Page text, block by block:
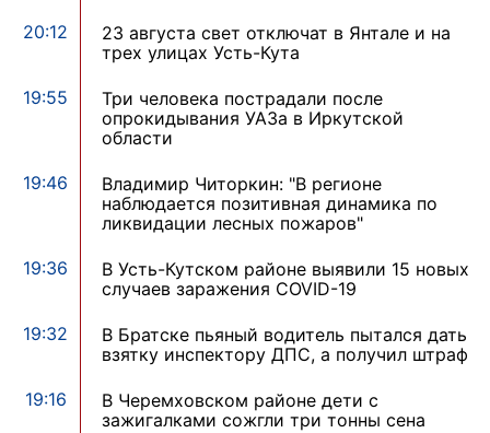
20:12
23 августа свет отключат в Янтале и на
трех улицах Усть-Кута
19:55
Три человека пострадали после
опрокидывания УАЗа в Иркутской
области
19:46
Владимир Читоркин: "В регионе
наблюдается позитивная динамика по
ликвидации лесных пожаров"
19:36
В Усть-Кутском районе выявили 15 новых
случаев заражения COVID-19
19:32
В Братске пьяный водитель пытался дать
взятку инспектору ДПС, а получил штраф
19:16
В Черемховском районе дети с
зажигалками сожгли три тонны сена